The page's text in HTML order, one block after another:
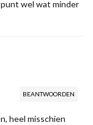
wel wat minder
BEANTWOORDEN
heel misschien